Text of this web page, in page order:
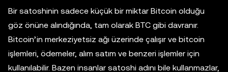
Bir satoshinin sadece küçük bir miktar Bitcoin olduğu
göz önüne alındığında, tam olarak BTC gibi davranır.
Bitcoin’in merkeziyetsiz ağı üzerinde çalışır ve bitcoin
işlemleri, ödemeler, alım satım ve benzeri işlemler için
kullanılabilir. Bazen insanlar satoshi adını bile kullanmazlar,